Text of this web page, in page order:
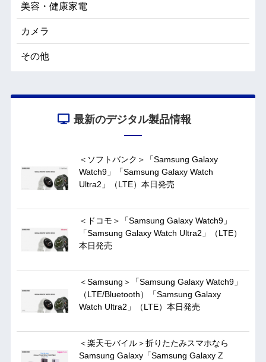
美容・健康家電
カメラ
その他
最新のデジタル製品情報
＜ソフトバンク＞「Samsung Galaxy
Watch9」「Samsung Galaxy Watch
Ultra2」（LTE）本日発売
＜ドコモ＞「Samsung Galaxy Watch9」
「Samsung Galaxy Watch Ultra2」（LTE）
本日発売
＜Samsung＞「Samsung Galaxy Watch9」
（LTE/Bluetooth）「Samsung Galaxy
Watch Ultra2」（LTE）本日発売
＜楽天モバイル＞折りたたみスマホなら
Samsung Galaxy「Samsung Galaxy Z